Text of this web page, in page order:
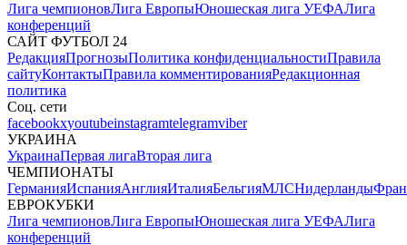
Лига чемпионовЛига ЕвропыЮношеская лига УЕФАЛига
конференций
САЙТ ФУТБОЛ 24
РедакцияПрогнозыПолитика конфиденциальностиПравила
сайтуКонтактыПравила комментированияРедакционная
политика
Соц. сети
facebookxyoutubeinstagramtelegramviber
УКРАИНА
УкраинаПервая лигаВторая лига
ЧЕМПИОНАТЫ
ГерманияИспанияАнглияИталияБельгияМЛСНидерланды
ЕВРОКУБКИ
Лига чемпионовЛига ЕвропыЮношеская лига УЕФАЛига
конференций